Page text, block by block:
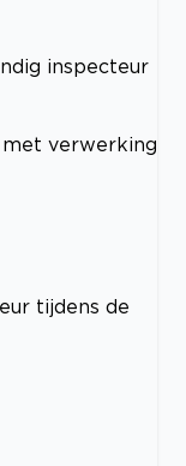
inspecteur
verwerking
tijdens de